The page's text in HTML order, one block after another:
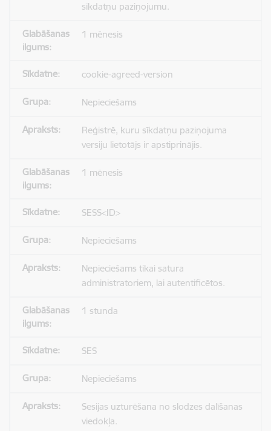
sīkdatņu paziņojumu.
1 mēnesis
cookie-agreed-version
Nepieciešams
Reģistrē, kuru sīkdatņu paziņojuma
versiju lietotājs ir apstiprinājis.
1 mēnesis
SESS<ID>
Nepieciešams
Nepieciešams tikai satura
administratoriem, lai autentificētos.
1 stunda
SES
Nepieciešams
Sesijas uzturēšana no slodzes dalīšanas
viedokļa.